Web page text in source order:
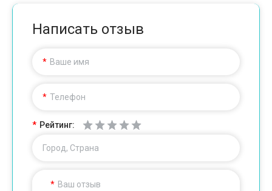
Написать отзыв
Ваше имя
Телефон
Рейтинг:
Город, Страна
Ваш отзыв